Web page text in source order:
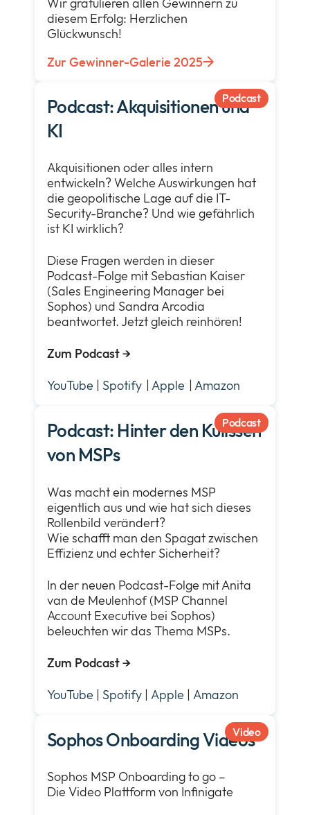
Wir gratulieren allen Gewinnern zu
diesem Erfolg: Herzlichen
Glückwunsch!
Zur Gewinner-Galerie 2025
Podcast: Akquisitionen und
KI
Akquisitionen oder alles intern
entwickeln? Welche Auswirkungen hat
die geopolitische Lage auf die IT-
Security-Branche? Und wie gefährlich
ist KI wirklich?
Diese Fragen werden in dieser
Podcast-Folge mit Sebastian Kaiser
(Sales Engineering Manager bei
Sophos) und Sandra Arcodia
beantwortet. Jetzt gleich reinhören!
Zum Podcast→
YouTube | Spotify | Apple | Amazon
Podcast
Podcast: Hinter den Kulissen
von MSPs
Was macht ein modernes MSP
eigentlich aus und wie hat sich dieses
Rollenbild verändert?
Wie schafft man den Spagat zwischen
Effizienz und echter Sicherheit?
In der neuen Podcast-Folge mit Anita
van de Meulenhof (MSP Channel
Account Executive bei Sophos)
beleuchten wir das Thema MSPs.
Zum Podcast→
YouTube | Spotify | Apple | Amazon
Podcast
Sophos Onboarding Videos
Sophos MSP Onboarding to go –
Die Video Plattform von Infinigate
Video